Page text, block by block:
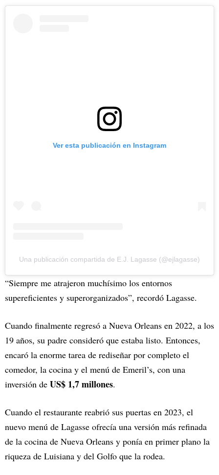
Ver esta publicación en Instagram
Una publicación compartida de E.J. Lagasse (@ejlagasse)
“Siempre me atrajeron muchísimo los entornos
supereficientes y superorganizados”, recordó Lagasse.
Cuando finalmente regresó a Nueva Orleans en 2022, a los
19 años, su padre consideró que estaba listo. Entonces,
encaró la enorme tarea de rediseñar por completo el
comedor, la cocina y el menú de Emeril’s, con una
inversión de US$ 1,7 millones.
Cuando el restaurante reabrió sus puertas en 2023, el
nuevo menú de Lagasse ofrecía una versión más refinada
de la cocina de Nueva Orleans y ponía en primer plano la
riqueza de Luisiana y del Golfo que la rodea.